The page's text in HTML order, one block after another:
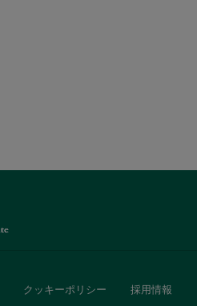
クッキーポリシー 採用情報